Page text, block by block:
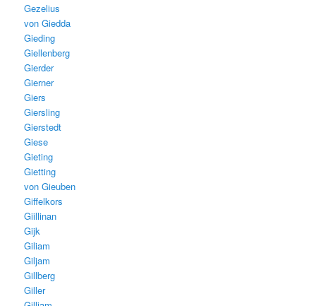
Gezelius
von Giedda
Gieding
Giellenberg
Gierder
Gierner
Giers
Giersling
Gierstedt
Giese
Gieting
Gietting
von Gieuben
Giffelkors
Giillinan
Gijk
Giliam
Giljam
Gillberg
Giller